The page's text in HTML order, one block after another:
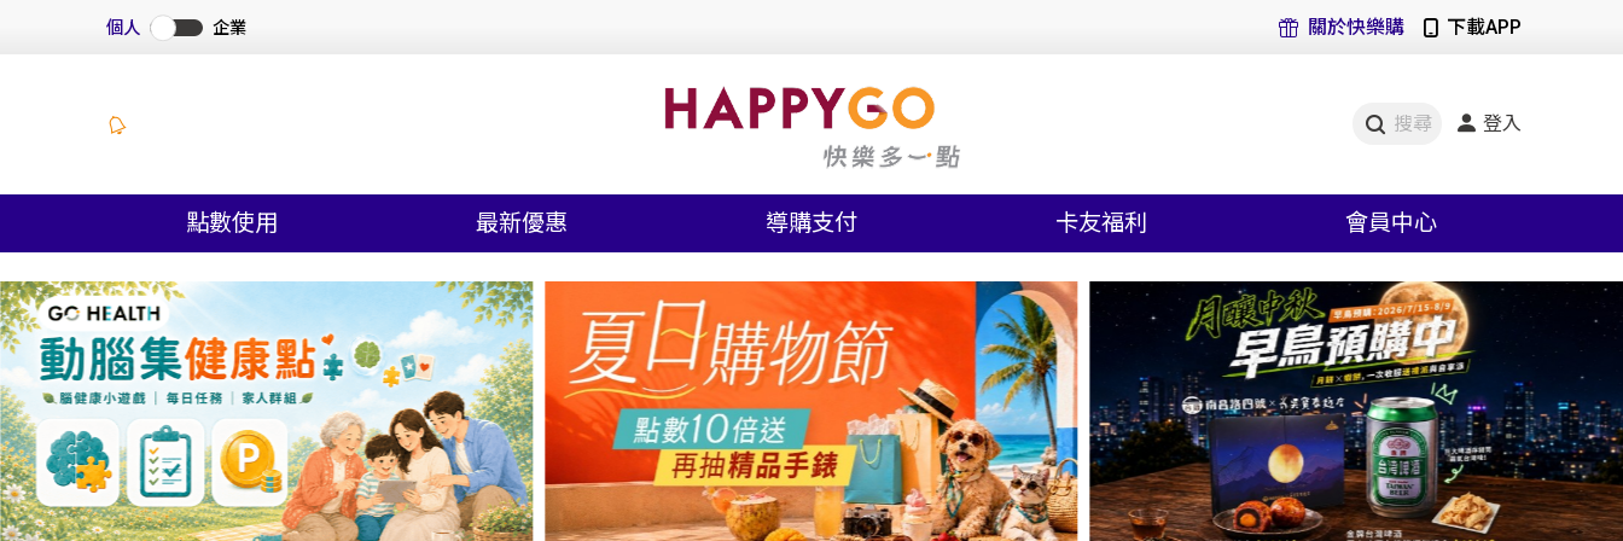
個人 企業 關於快樂購 下載APP
搜尋 登入
點數使用 最新優惠 導購支付 卡友福利 會員中心